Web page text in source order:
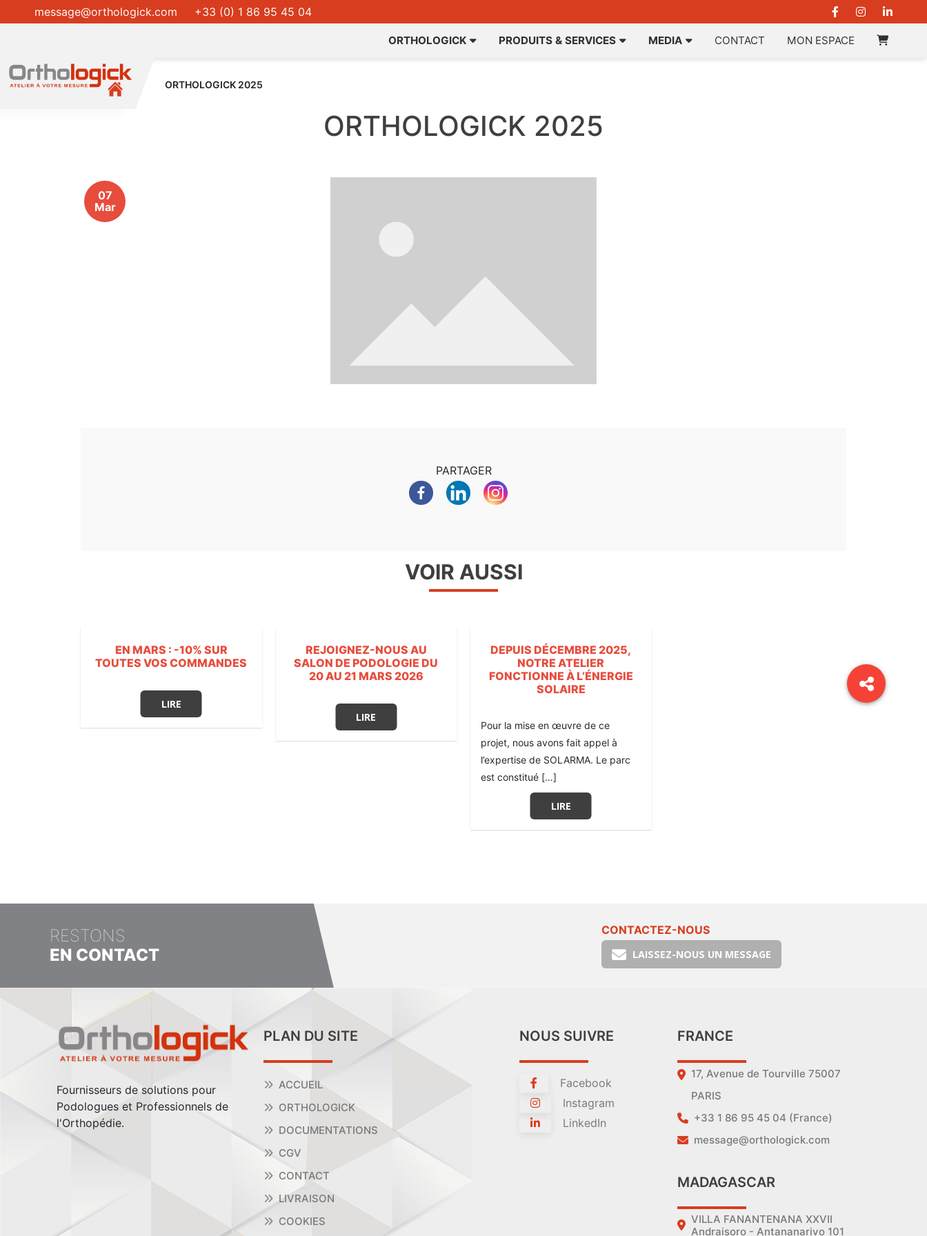
message@orthologick.com +33 (0) 1 86 95 45 04
ORTHOLOGICK PRODUITS & SERVICES MEDIA CONTACT MON ESPACE
ORTHOLOGICK 2025
ORTHOLOGICK 2025
07
Mar
PARTAGER
VOIR AUSSI
EN MARS : -10% SUR
TOUTES VOS COMMANDES
LIRE
REJOIGNEZ-NOUS AU
SALON DE PODOLOGIE DU
20 AU 21 MARS 2026
LIRE
DEPUIS DÉCEMBRE 2025,
NOTRE ATELIER
FONCTIONNE À L’ÉNERGIE
SOLAIRE
Pour la mise en œuvre de ce
projet, nous avons fait appel à
l’expertise de SOLARMA. Le parc
est constitué […]
LIRE
RESTONS
EN CONTACT
CONTACTEZ-NOUS
LAISSEZ-NOUS UN MESSAGE
Fournisseurs de solutions pour
Podologues et Professionnels de
l'Orthopédie.
PLAN DU SITE
ACCUEIL
ORTHOLOGICK
DOCUMENTATIONS
CGV
CONTACT
LIVRAISON
COOKIES
NOUS SUIVRE
Facebook
Instagram
LinkedIn
FRANCE
17, Avenue de Tourville 75007
PARIS
+33 1 86 95 45 04 (France)
message@orthologick.com
MADAGASCAR
VILLA FANANTENANA XXVII
Andraisoro - Antananarivo 101